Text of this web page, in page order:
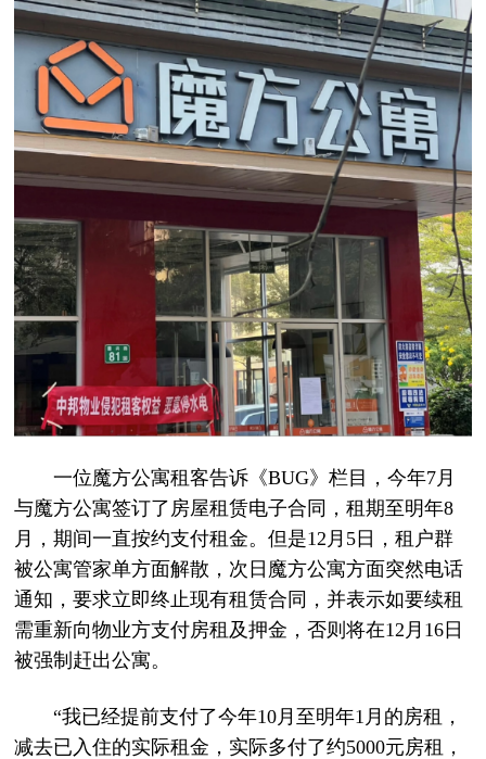
一位魔方公寓租客告诉《BUG》栏目，今年7月
与魔方公寓签订了房屋租赁电子合同，租期至明年8
月，期间一直按约支付租金。但是12月5日，租户群
被公寓管家单方面解散，次日魔方公寓方面突然电话
通知，要求立即终止现有租赁合同，并表示如要续租
需重新向物业方支付房租及押金，否则将在12月16日
被强制赶出公寓。
“我已经提前支付了今年10月至明年1月的房租，
减去已入住的实际租金，实际多付了约5000元房租，